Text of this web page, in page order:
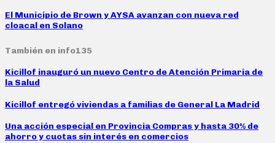
El Municipio de Brown y AYSA avanzan con nueva red
cloacal en Solano
También en info135
Kicillof inauguró un nuevo Centro de Atención Primaria de
la Salud
Kicillof entregó viviendas a familias de General La Madrid
Una acción especial en Provincia Compras y hasta 30% de
ahorro y cuotas sin interés en comercios